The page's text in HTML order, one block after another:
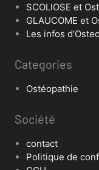
SCOLIOSE et
GLAUCOME et
Les infos
Categories
Ostéopathie
Société
contact
Politique de